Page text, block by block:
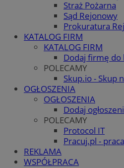
Straż Pożarna
Sąd Rejonowy
Prokuratura
KATALOG FIRM
KATALOG FIRM
Dodaj firmę do
POLECAMY
Skup.io - Skup
OGŁOSZENIA
OGŁOSZENIA
Dodaj
POLECAMY
Protocol IT
Pracuj.pl -
REKLAMA
WSPÓŁPRACA